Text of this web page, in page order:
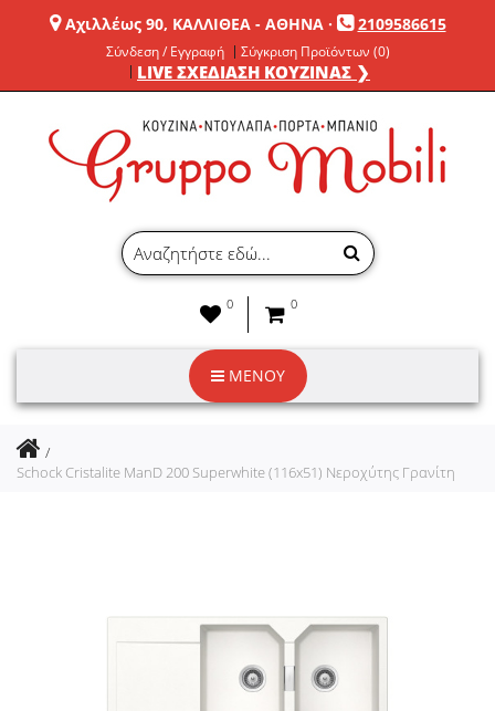
Αχιλλέως 90, ΚΑΛΛΙΘΕΑ - ΑΘΗΝΑ· 2109586615
Σύνδεση / Εγγραφή Σύγκριση Προϊόντων (0)
LIVE ΣΧΕΔΙΑΣΗ ΚΟΥΖΙΝΑΣ ❯
0 0
ΜΕΝΟΥ
Schock Cristalite ManD 200 Superwhite (116x51) Νεροχύτης Γρανίτη